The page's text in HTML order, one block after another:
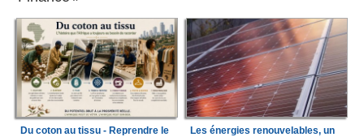
Du coton au tissu - Reprendre le
Les énergies renouvelables, un